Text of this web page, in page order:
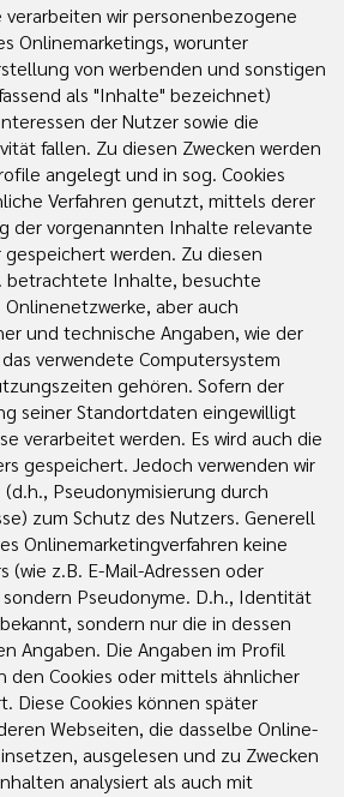
verarbeiten wir personenbezogene
Onlinemarketings, worunter
von werbenden und sonstigen
als "Inhalte" bezeichnet)
der Nutzer sowie die
fallen. Zu diesen Zwecken werden
angelegt und in sog. Cookies
Verfahren genutzt, mittels derer
der vorgenannten Inhalte relevante
werden. Zu diesen
betrachtete Inhalte, besuchte
aber auch
und technische Angaben, wie der
verwendete Computersystem
gehören. Sofern der
seiner Standortdaten eingewilligt
verarbeitet werden. Es wird auch die
gespeichert. Jedoch verwenden wir
(d.h., Pseudonymisierung durch
zum Schutz des Nutzers. Generell
Onlinemarketingverfahren keine
(wie z.B. E-Mail-Adressen oder
Pseudonyme. D.h., Identität
sondern nur die in dessen
Angaben. Die Angaben im Profil
den Cookies oder mittels ähnlicher
Diese Cookies können später
Webseiten, die dasselbe Online-
ausgelesen und zu Zwecken
analysiert als auch mit